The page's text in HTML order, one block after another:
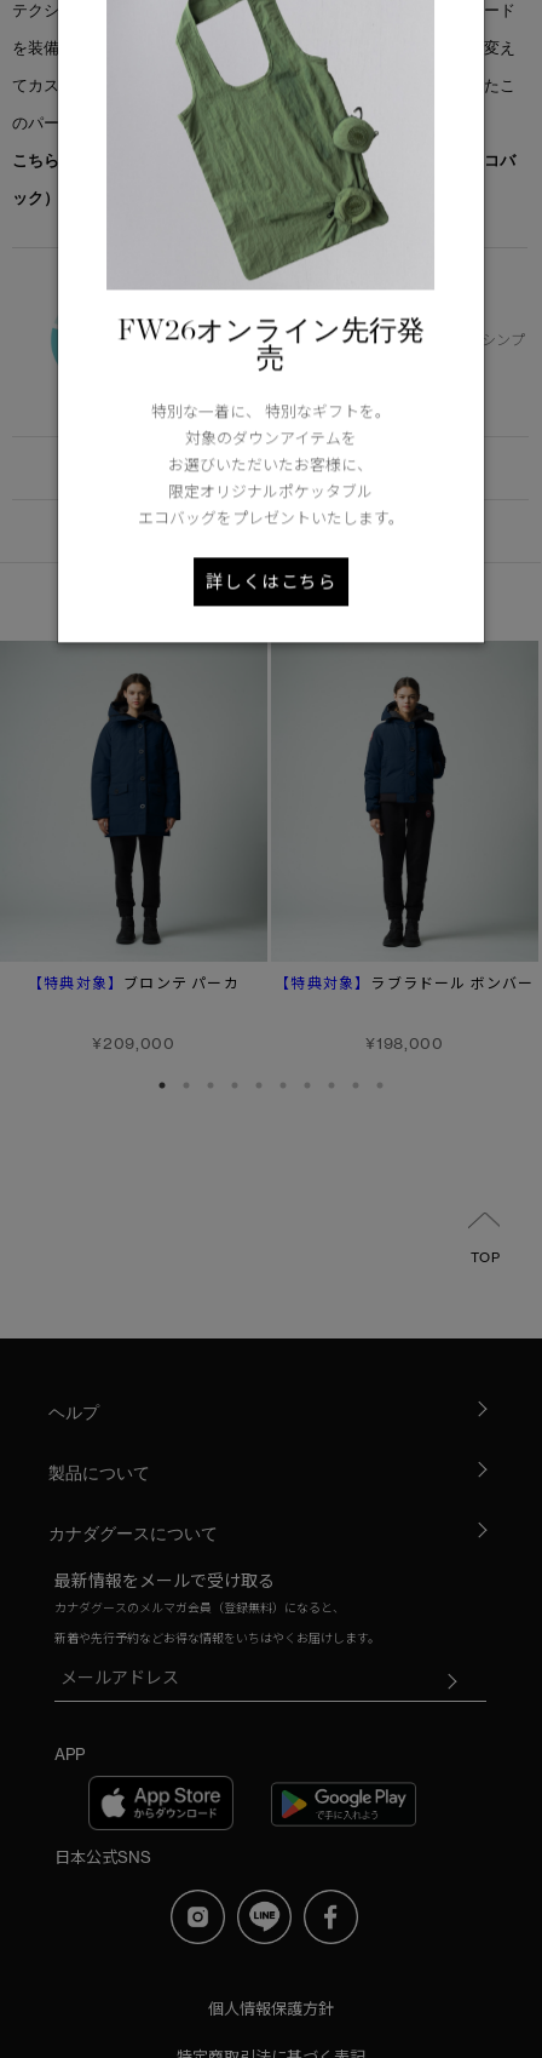
テクションを強化するため、調節可能なダウン入りのスノーケルフード
を装備。取り外し可能なジッパーガード付きで、フードのトリムを変え
てカスタマイズすることができます。スタイルと保温性を兼ね備えたこ
のパーカは、デイリーユースに最適です。
こちらの商品には先着でノベルティー（オリジナルポケッタブルエコバ
ック）をプレゼント。※なくなり次第終了となります。
FUNDAMENTAL
寒冷地のデイリー使いに適した保温性とシンプ
ルなデザイン
Learn more about TEI
FUNCTION
DETAIL
あなたへのおすすめ
【特典対象】 ブロンテ パーカ
¥209,000
【特典対象】 ラブラドール ボンバー
¥198,000
TOP
ヘルプ
製品について
カナダグースについて
最新情報をメールで受け取る
カナダグースのメルマガ会員（登録無料）になると、
新着や先行予約などお得な情報をいちはやくお届けします。
APP
日本公式SNS
個人情報保護方針
FW26オンライン先行発
売
特別な一着に、 特別なギフトを。
対象のダウンアイテムを
お選びいただいたお客様に、
限定オリジナルポケッタブル
エコバッグをプレゼントいたします。
詳しくはこちら